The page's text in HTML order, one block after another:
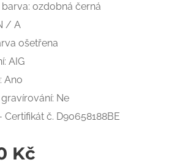
barva: ozdobná černá
/ A
ošetřena
AIG
Ano
Ne
Certifikát č. D90658188BE
Kč